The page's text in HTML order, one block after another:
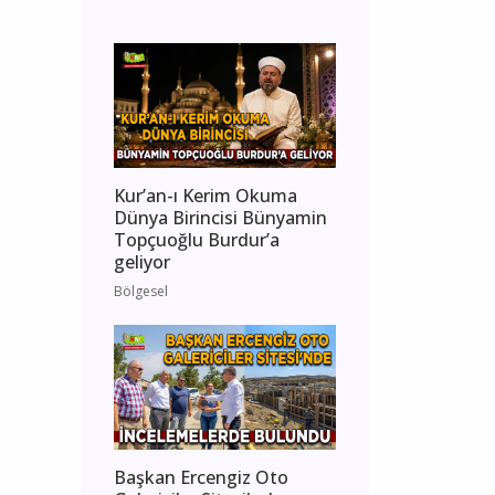
Kur’an-ı Kerim Okuma
Dünya Birincisi Bünyamin
Topçuoğlu Burdur’a
geliyor
Bölgesel
Başkan Ercengiz Oto